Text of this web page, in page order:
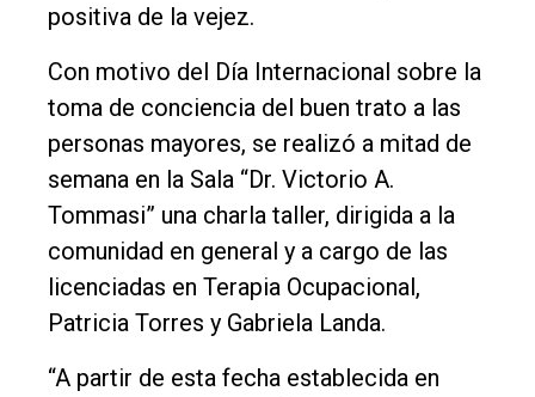
positiva de la vejez.
Con motivo del Día Internacional sobre la
toma de conciencia del buen trato a las
personas mayores, se realizó a mitad de
semana en la Sala “Dr. Victorio A.
Tommasi” una charla taller, dirigida a la
comunidad en general y a cargo de las
licenciadas en Terapia Ocupacional,
Patricia Torres y Gabriela Landa.
“A partir de esta fecha establecida en